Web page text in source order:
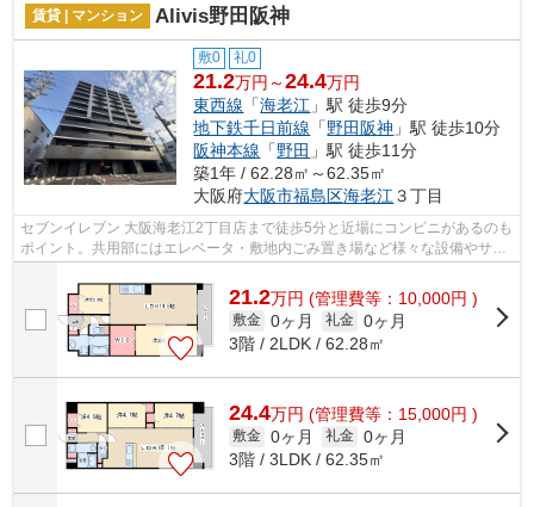
賃貸 | マンション Alivis野田阪神
敷0 礼0
21.2万円～24.4万円
東西線 「海老江 」駅 徒歩9分
地下鉄千日前線 「野田阪神 」駅 徒歩10分
阪神本線 「野田 」駅 徒歩11分
築1年 / 62.28㎡～62.35㎡
大阪府大阪市福島区海老江 ３丁目
セブンイレブン 大阪海老江2丁目店まで徒歩5分と近場にコンビニがあるのも
ポイント。共用部にはエレベータ・敷地内ごみ置き場など様々な設備やサー
21.2万円 (管理費等：10,000円 )
敷金 0ヶ月 礼金 0ヶ月
3階 / 2LDK / 62.28㎡
24.4万円 (管理費等：15,000円 )
敷金 0ヶ月 礼金 0ヶ月
3階 / 3LDK / 62.35㎡